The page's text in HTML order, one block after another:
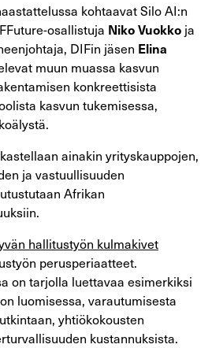
kohtaavat Silo AI:n
osallistuja Niko Vuokko ja
DIFin jäsen Elina
muun muassa kasvun
konkreettisista
kasvun tukemisessa,
ainakin yrityskauppojen,
ja vastuullisuuden
Afrikan
hallitustyön kulmakivet
perusperiaatteet.
on tarjolla luettavaa esimerkiksi
luomisessa, varautumisesta
yhtiökokousten
kustannuksista.